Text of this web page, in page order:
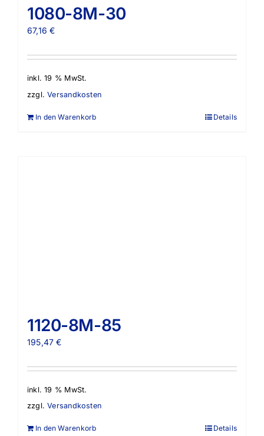
1080-8M-30
67,16€
inkl. 19 % MwSt.
zzgl.Versandkosten
In den Warenkorb Details
1120-8M-85
195,47€
inkl. 19 % MwSt.
zzgl.Versandkosten
In den Warenkorb Details